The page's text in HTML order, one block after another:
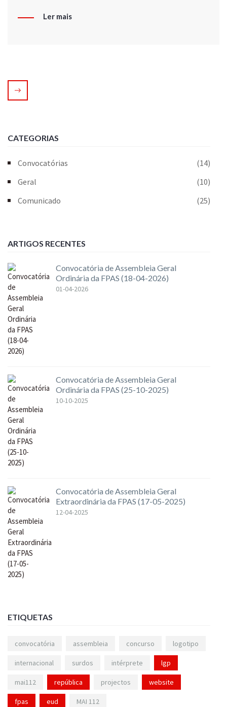
Ler mais
CATEGORIAS
Convocatórias
(14)
Geral
(10)
Comunicado
(25)
ARTIGOS RECENTES
Convocatória de Assembleia Geral
Ordinária da FPAS (18-04-2026)
01-04-2026
Convocatória de Assembleia Geral
Ordinária da FPAS (25-10-2025)
10-10-2025
Convocatória de Assembleia Geral
Extraordinária da FPAS (17-05-2025)
12-04-2025
ETIQUETAS
convocatória assembleia concurso logotipo
internacional surdos intérprete lgp
mai112 república projectos website
fpas eud MAI 112